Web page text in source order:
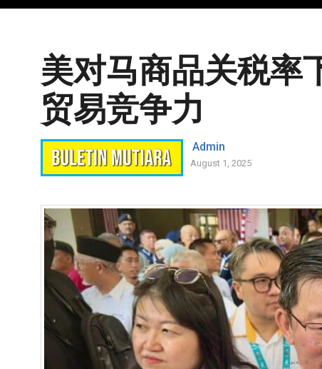
美对马商品关税率
贸易竞争力
Admin
August 1, 2025